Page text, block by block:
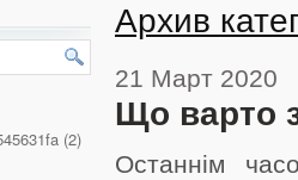
Архив
21 Март 2020
Що варто
Останнім